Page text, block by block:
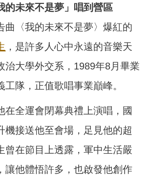
的未來不是夢」唱到營區
曲〈我的未來不是夢〉爆紅的
，是許多人心中永遠的音樂天
治大學外交系，1989年8月畢業
工隊，正值歌唱事業巔峰。
在全運會閉幕典禮上演唱，國
機接送他至會場，足見他的超
曾在節目上透露，軍中生活嚴
讓他體悟許多，也啟發他創作